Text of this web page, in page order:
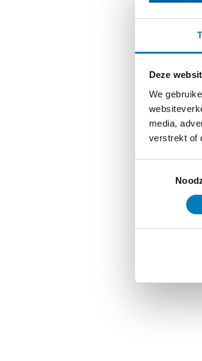
Deze
We
media,
verstrekt of